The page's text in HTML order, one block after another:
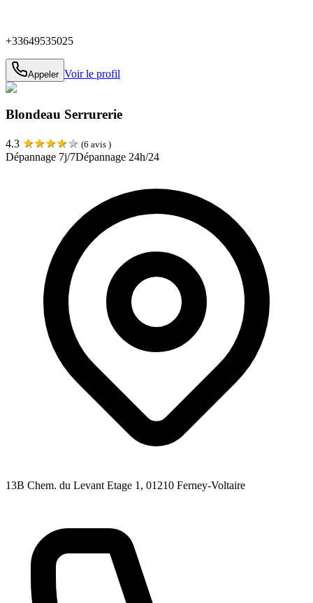
+33649535025
Appeler Voir le profil
Blondeau Serrurerie
4.3 ★★★★★ (6 avis )
Dépannage 7j/7Dépannage 24h/24
13B Chem. du Levant Etage 1 , 01210 Ferney-Voltaire